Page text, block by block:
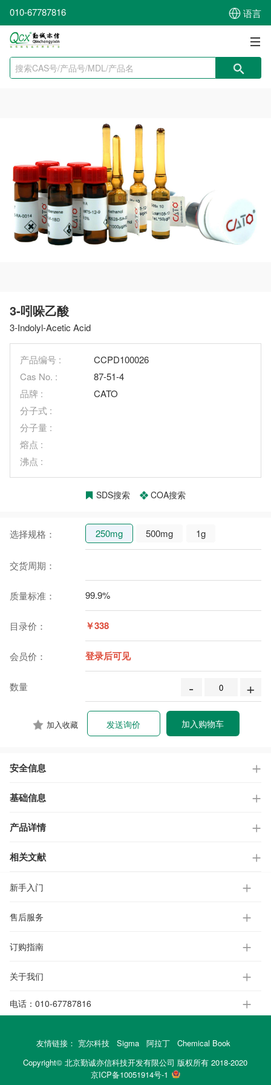
010-67787816 语言
3-吲哚乙酸
3-Indolyl-Acetic Acid
产品编号 :
CCPD100026
Cas No. :
87-51-4
品牌 :
CATO
分子式 :
分子量 :
熔点 :
沸点 :
SDS搜索 COA搜索
选择规格： 250mg 500mg 1g
交货周期：
质量标准： 99.9%
目录价： ￥338
会员价： 登录后可见
数量 - +
加入收藏 加入购物车
发送询价
安全信息
基础信息
产品详情
相关文献
新手入门
售后服务
订购指南
关于我们
电话： 010-67787816
友情链接： 宽尔科技 Sigma 阿拉丁
Chemical Book
Copyright© 北京勤诚亦信科技开发有限公司 版权所有 2018-2020
京ICP备10051914号-1